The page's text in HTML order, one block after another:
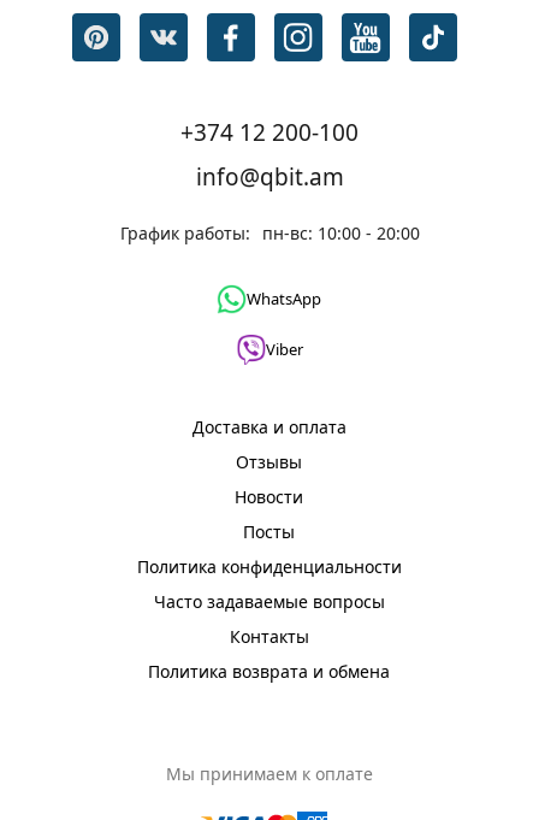
+374 12 200-100
info@qbit.am
График работы: пн-вс: 10:00 - 20:00
WhatsApp
Viber
Доставка и оплата
Отзывы
Новости
Посты
Политика конфиденциальности
Часто задаваемые вопросы
Контакты
Политика возврата и обмена
Мы принимаем к оплате